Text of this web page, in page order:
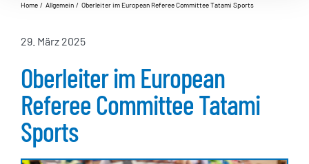
Home Allgemein Oberleiter im European Referee Committee Tatami Sports
29. März 2025
Oberleiter im European
Referee Committee Tatami
Sports